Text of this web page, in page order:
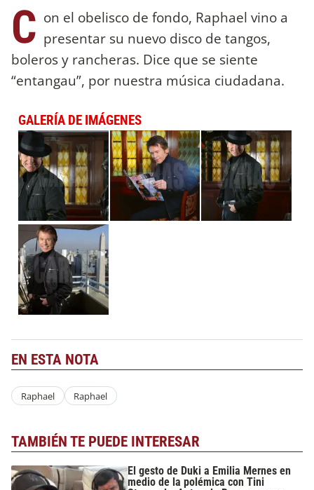
C on el obelisco de fondo, Raphael vino a
presentar su nuevo disco de tangos,
boleros y rancheras. Dice que se siente
“entangau”, por nuestra música ciudadana.
GALERÍA DE IMÁGENES
EN ESTA NOTA
Raphael Raphael
TAMBIÉN TE PUEDE INTERESAR
El gesto de Duki a Emilia Mernes en
medio de la polémica con Tini